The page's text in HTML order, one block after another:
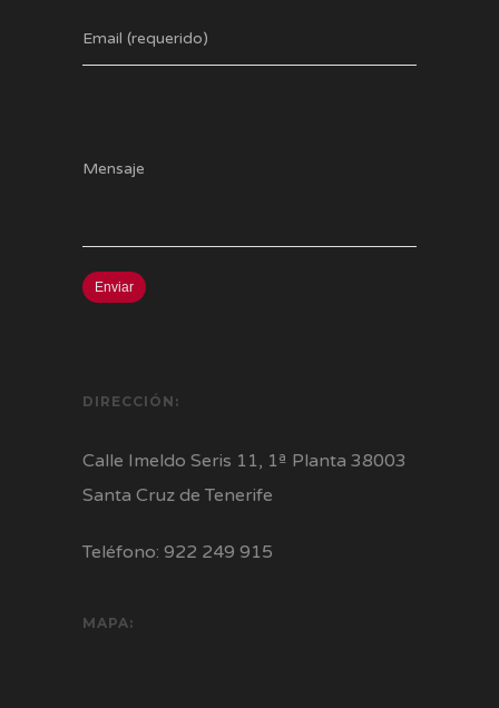
Email (requerido)
Mensaje
DIRECCIÓN:
Calle Imeldo Seris 11, 1ª Planta 38003
Santa Cruz de Tenerife
Teléfono: 922 249 915
MAPA: